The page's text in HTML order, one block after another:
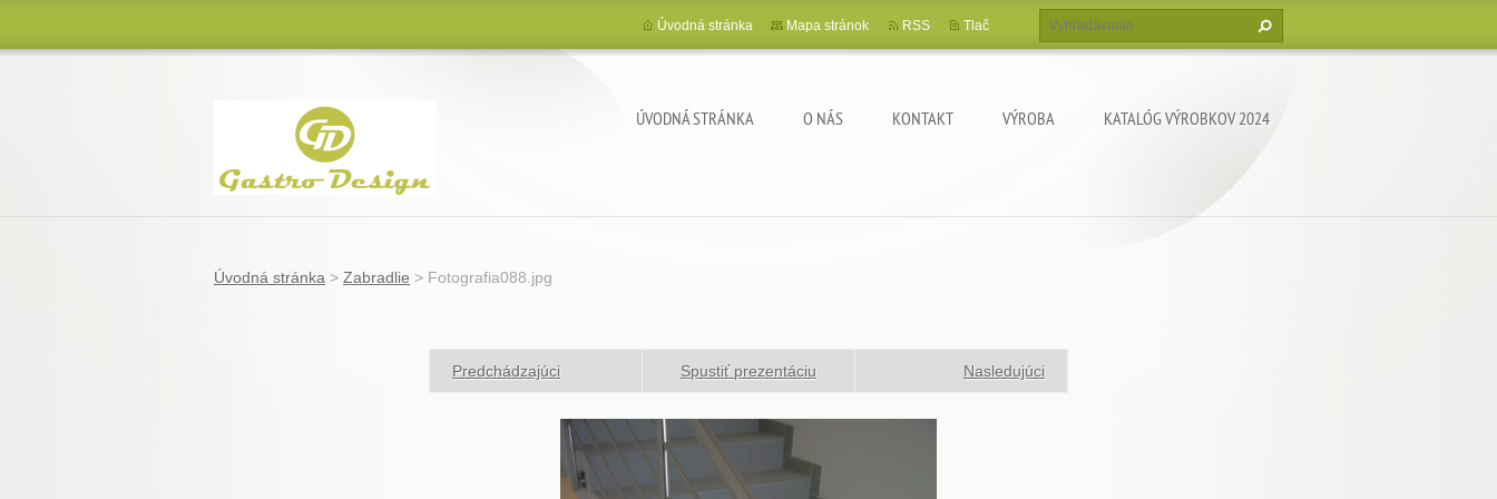
ÚVODNÁ STRÁNKA O NÁS KONTAKT VÝROBA KATALÓG VÝROBKOV 2024
Úvodná stránka Mapa stránok RSS Tlač
Úvodná stránka > Zabradlie > Fotografia088.jpg
Predchádzajúci Spustiť prezentáciu Nasledujúci